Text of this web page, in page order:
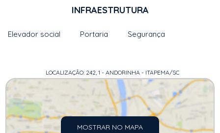
INFRAESTRUTURA
Elevador social Portaria Segurança
LOCALIZAÇÃO: 242, 1 - ANDORINHA - ITAPEMA/SC
MOSTRAR NO MAPA